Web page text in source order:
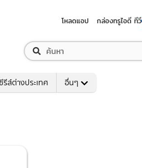
โหลดแอป กล่องทรูไอดี ทีวี
รีส์ต่างประเทศ อื่นๆ